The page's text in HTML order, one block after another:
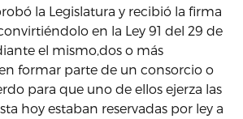
la Legislatura y recibió la firma
en la Ley 91 del 29 de
el mismo,dos o más
formar parte de un consorcio o
para que uno de ellos ejerza las
hoy estaban reservadas por ley a